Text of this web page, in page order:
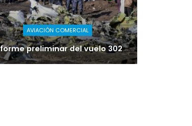
AVIACIÓN COMERCIAL
preliminar del vuelo 302